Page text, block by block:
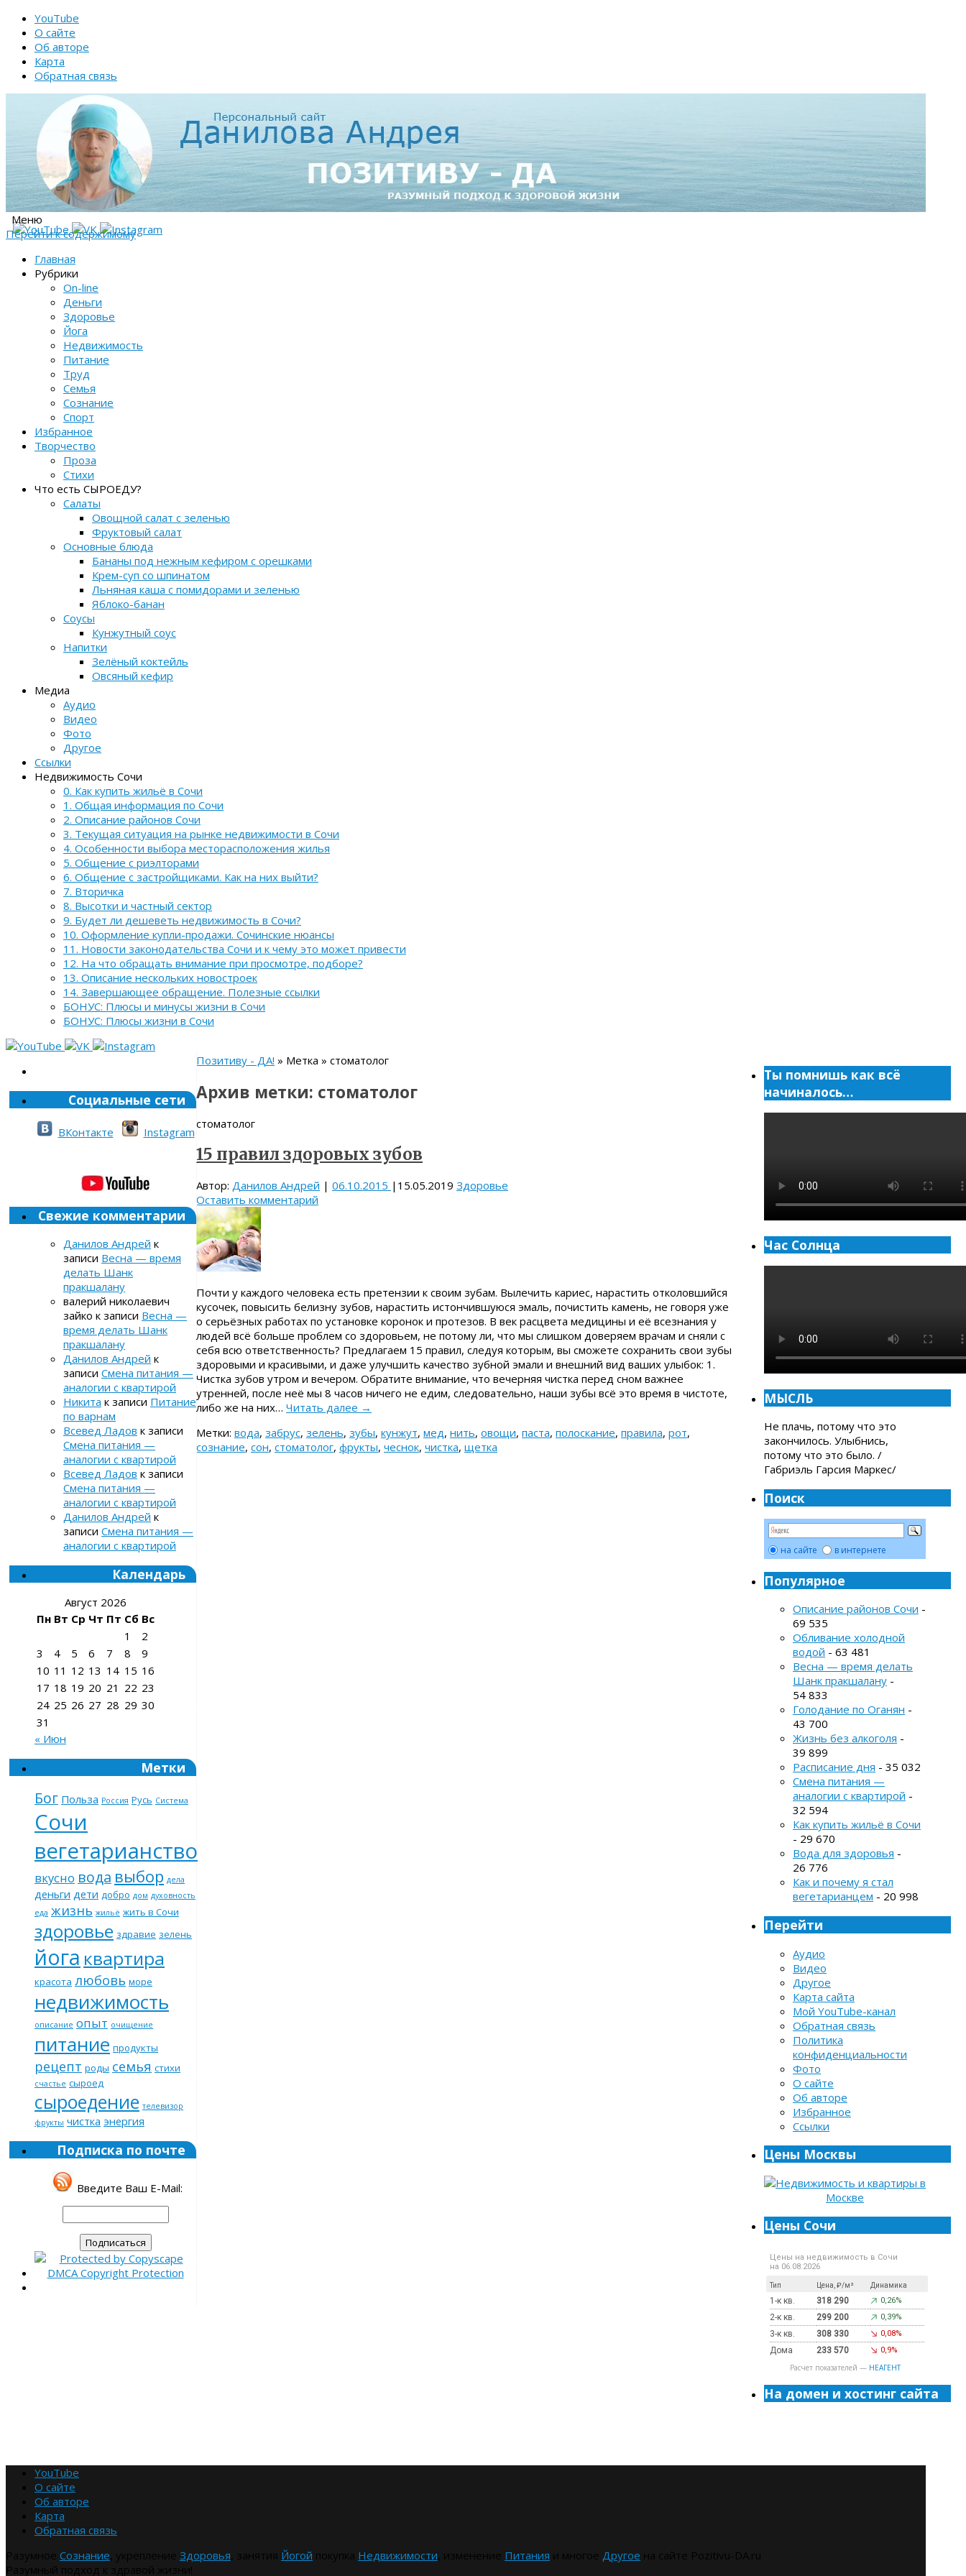
YouTube
О сайте
Об авторе
Карта
Обратная связь
Меню
Перейти к содержимому
Главная
Рубрики
On-line
Деньги
Здоровье
Йога
Недвижимость
Питание
Труд
Семья
Сознание
Спорт
Избранное
Творчество
Проза
Стихи
Что есть СЫРОЕДУ?
Салаты
Овощной салат с зеленью
Фруктовый салат
Основные блюда
Бананы под нежным кефиром с орешками
Крем-суп со шпинатом
Льняная каша с помидорами и зеленью
Яблоко-банан
Соусы
Кунжутный соус
Напитки
Зелёный коктейль
Овсяный кефир
Медиа
Аудио
Видео
Фото
Другое
Ссылки
Недвижимость Сочи
0. Как купить жильё в Сочи
1. Общая информация по Сочи
2. Описание районов Сочи
3. Текущая ситуация на рынке недвижимости в Сочи
4. Особенности выбора месторасположения жилья
5. Общение с риэлторами
6. Общение с застройщиками. Как на них выйти?
7. Вторичка
8. Высотки и частный сектор
9. Будет ли дешеветь недвижимость в Сочи?
10. Оформление купли-продажи. Сочинские нюансы
11. Новости законодательства Сочи и к чему это может привести
12. На что обращать внимание при просмотре, подборе?
13. Описание нескольких новостроек
14. Завершающее обращение. Полезные ссылки
БОНУС: Плюсы и минусы жизни в Сочи
БОНУС: Плюсы жизни в Сочи
Позитиву - ДА! » Метка » стоматолог
Архив метки: стоматолог
стоматолог
15 правил здоровых зубов
Автор: Данилов Андрей | 06.10.2015 | 15.05.2019 Здоровье
Оставить комментарий
Почти у каждого человека есть претензии к своим зубам. Вылечить кариес, нарастить отколовшийся
кусочек, повысить белизну зубов, нарастить истончившуюся эмаль, почистить камень, не говоря уже
о серьёзных работах по установке коронок и протезов. В век расцвета медицины и её всезнания у
людей всё больше проблем со здоровьем, не потому ли, что мы слишком доверяем врачам и сняли с
себя всю ответственность? Предлагаем 15 правил, следуя которым, вы сможете сохранить свои зубы
здоровыми и красивыми, и даже улучшить качество зубной эмали и внешний вид ваших улыбок: 1.
Чистка зубов утром и вечером. Обратите внимание, что вечерняя чистка перед сном важнее
утренней, после неё мы 8 часов ничего не едим, следовательно, наши зубы всё это время в чистоте,
либо же на них… Читать далее →
Метки: вода, забрус, зелень, зубы, кунжут, мед, нить, овощи, паста, полоскание, правила, рот,
сознание, сон, стоматолог, фрукты, чеснок, чистка, щетка
Социальные сети
ВКонтакте Instagram
Свежие комментарии
Данилов Андрей к
записи Весна — время
делать Шанк
пракшалану
валерий николаевич
зайко к записи Весна —
время делать Шанк
пракшалану
Данилов Андрей к
записи Смена питания —
аналогии с квартирой
Никита к записи Питание
по варнам
Всевед Ладов к записи
Смена питания —
аналогии с квартирой
Всевед Ладов к записи
Смена питания —
аналогии с квартирой
Данилов Андрей к
записи Смена питания —
аналогии с квартирой
Календарь
Август 2026
Пн Вт Ср Чт Пт Сб Вс
1
2
3
4 5 6 7 8
9
10 11 12 13 14 15 16
17 18 19 20 21 22 23
24 25 26 27 28 29 30
31
« Июн
Метки
Бог Польза Россия Русь Система
Сочи
вегетарианство
вкусно вода выбор дела
деньги дети добро дом духовность
еда жизнь жильё жить в Сочи
здоровье здравие зелень
йога квартира
красота любовь море
недвижимость
описание опыт очищение
питание продукты
рецепт роды семья стихи
счастье сыроед
сыроедение телевизор
фрукты чистка энергия
Подписка по почте
Введите Ваш E-Mail:
Ты помнишь как всё
начиналось…
Час Солнца
МЫСЛЬ
Не плачь, потому что это
закончилось. Улыбнись,
потому что это было. /
Габриэль Гарсия Маркес/
Поиск
на сайте в интернете
Популярное
Описание районов Сочи -
69 535
Обливание холодной
водой - 63 481
Весна — время делать
Шанк пракшалану -
54 833
Голодание по Оганян -
43 700
Жизнь без алкоголя -
39 899
Расписание дня - 35 032
Смена питания —
аналогии с квартирой -
32 594
Как купить жильё в Сочи
- 29 670
Вода для здоровья -
26 776
Как и почему я стал
вегетарианцем - 20 998
Перейти
Аудио
Видео
Другое
Карта сайта
Мой YouTube-канал
Обратная связь
Политика
конфиденциальности
Фото
О сайте
Об авторе
Избранное
Ссылки
Цены Москвы
Цены Сочи
Цены на недвижимость в Сочи
на 06.08.2026
Тип Цена, ₽/м² Динамика
1-к кв. 318 290 0,26%
2-к кв. 299 200 0,39%
3-к кв. 308 330 0,08%
Дома 233 570 0,9%
Расчет показателей — НЕАГЕНТ
На домен и хостинг сайта
YouTube
О сайте
Об авторе
Карта
Обратная связь
Сознание Здоровья Йогой Недвижимости Питания Другое